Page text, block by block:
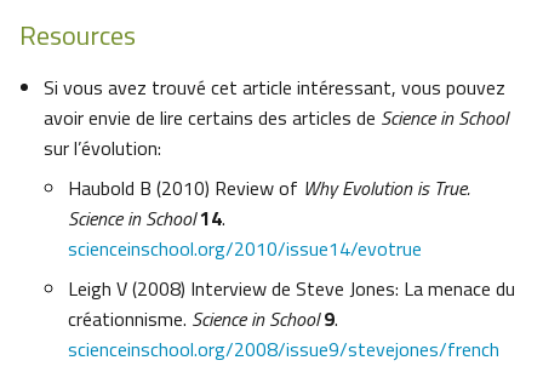
Resources
Si vous avez trouvé cet article intéressant, vous pouvez
avoir envie de lire certains des articles de Science in School
sur l’évolution:
Haubold B (2010) Review of Why Evolution is True.
Science in School14.
scienceinschool.org/2010/issue14/evotrue
Leigh V (2008) Interview de Steve Jones: La menace du
créationnisme. Science in School 9.
scienceinschool.org/2008/issue9/stevejones/french